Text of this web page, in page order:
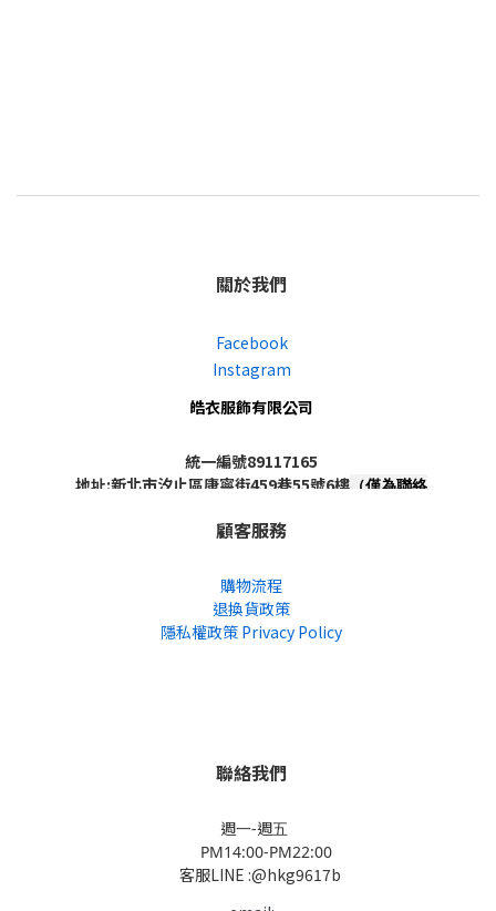
關於我們
Facebook
Instagram
皓衣服飾有限公司
統一編號89117165
地址:新北市汐止區康寧街459巷55號6樓 （僅為聯絡
顧客服務
購物流程
退換貨政策
隱私權政策 Privacy Policy
聯絡我們
週一-週五
PM14:00-PM22:00
客服LINE :@hkg9617b